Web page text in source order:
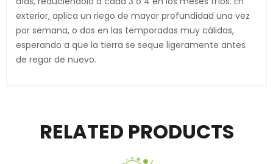
exterior, aplica un riego de mayor profundidad una vez
por semana, o dos en las temporadas muy cálidas,
esperando a que la tierra se seque ligeramente antes
de regar de nuevo.
RELATED PRODUCTS